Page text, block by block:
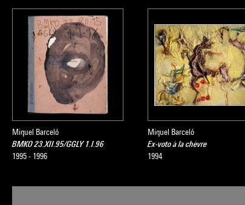
Miquel Barceló
BMKO 23.XII.95/GGLY 1.I.96
1995 - 1996
Miquel Barceló
Ex-voto à la chèvre
1994